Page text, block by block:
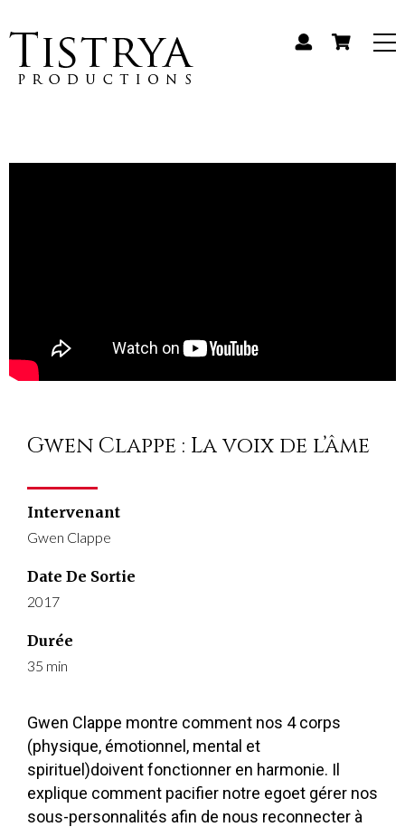
Gwen Clappe : La voix de l’âme
Intervenant
Gwen Clappe
Date De Sortie
2017
Durée
35 min
Gwen Clappe montre comment nos 4 corps
(physique, émotionnel, mental et
spirituel)doivent fonctionner en harmonie. Il
explique comment pacifier notre egoet gérer nos
sous-personnalités afin de nous reconnecter à